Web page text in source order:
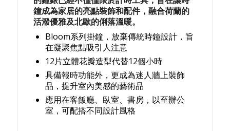
鐘成為家居的亮點裝飾和配件，融合荷蘭的
活潑優雅及北歐的俐落溫暖。
Bloom系列掛鐘，放棄傳統時鐘設計，旨
在凝聚焦點吸引人注意
12片立體花瓣造型代替12個小時
具備報時功能外，更成為迷人牆上裝飾
品，提升室內美感的藝術品
應用在客飯廳、臥室、書房，以至辦公
室，可配搭不同設計風格